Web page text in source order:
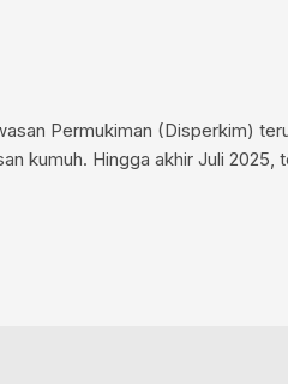
Permukiman (Disperkim)
kumuh. Hingga akhir Juli 2025,